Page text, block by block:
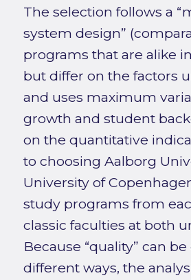
The selection follows a
system design”
programs that are alike
but differ on the factors
and uses maximum
growth and student
on the quantitative
to choosing Aalborg
University of
study programs from
classic faculties at both
Because “quality” can
different ways, the